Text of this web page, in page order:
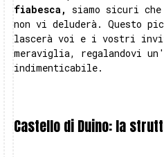
fiabesca, siamo sicuri
non vi deluderà. Questo
lascerà voi e i vostri
meraviglia, regalandovi
indimenticabile.
Castello di Duino: la